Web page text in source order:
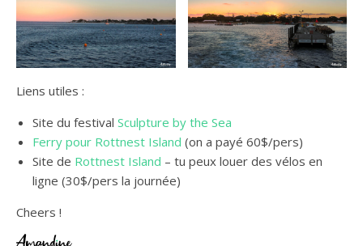
Liens utiles :
Site du festival Sculpture by the Sea
Ferry pour Rottnest Island (on a payé 60$/pers)
Site de Rottnest Island – tu peux louer des vélos en
ligne (30$/pers la journée)
Cheers !